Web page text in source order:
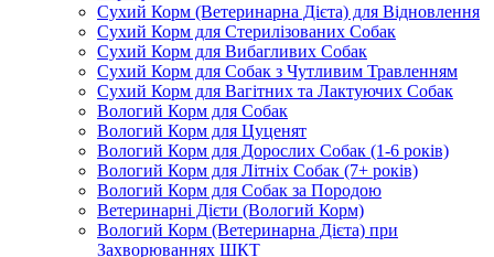
Сухий Корм (Ветеринарна Дієта) для Відновлення
Сухий Корм для Стерилізованих Собак
Сухий Корм для Вибагливих Собак
Сухий Корм для Собак з Чутливим Травленням
Сухий Корм для Вагітних та Лактуючих Собак
Вологий Корм для Собак
Вологий Корм для Цуценят
Вологий Корм для Дорослих Собак (1-6 років)
Вологий Корм для Літніх Собак (7+ років)
Вологий Корм для Собак за Породою
Ветеринарні Дієти (Вологий Корм)
Вологий Корм (Ветеринарна Дієта) при
Захворюваннях ШКТ